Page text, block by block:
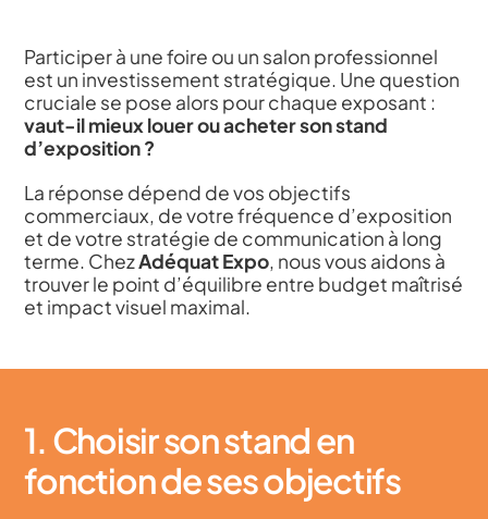
Participer à une foire ou un salon professionnel
est un investissement stratégique. Une question
cruciale se pose alors pour chaque exposant :
vaut-il mieux louer ou acheter son stand
d’exposition ?
La réponse dépend de vos objectifs
commerciaux, de votre fréquence d’exposition
et de votre stratégie de communication à long
terme. ChezAdéquat Expo, nous vous aidons à
trouver le point d’équilibre entre budget maîtrisé
et impact visuel maximal.
1. Choisir son stand en
fonction de ses objectifs